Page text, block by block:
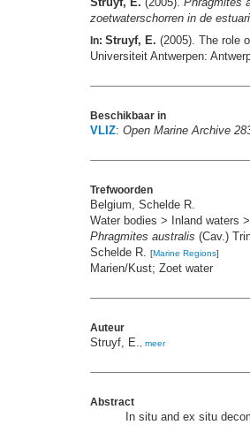
zoetwaterschorren in de
In: Struyf, E. (2005). The role
Universiteit Antwerpen:
Beschikbaar in
VLIZ: Open Marine Archive
Trefwoorden
Belgium, Schelde R.
Water bodies > Inland waters
Phragmites australis (Cav.)
Schelde R. [Marine Regions]
Marien/Kust; Zoet water
Auteur
Struyf, E., meer
Abstract
In situ and ex situ